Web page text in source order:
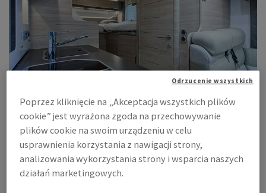
Poprzez kliknięcie na „Akceptacja wszystkich plików
cookie” jest wyrażona zgoda na przechowywanie
plików cookie na swoim urządzeniu w celu
usprawnienia korzystania z nawigacji strony,
analizowania wykorzystania strony i wsparcia naszych
działań marketingowych.
Odrzucenie wszystkich